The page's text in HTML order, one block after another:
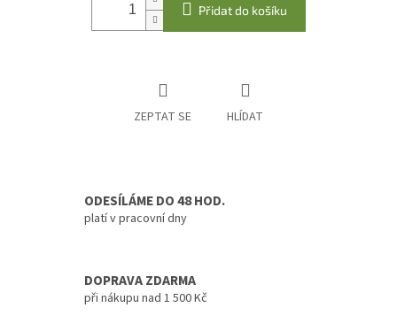
Přidat do košíku
ZEPTAT SE HLÍDAT
ODESÍLÁME DO 48 HOD.
platí v pracovní dny
DOPRAVA ZDARMA
při nákupu nad 1 500 Kč